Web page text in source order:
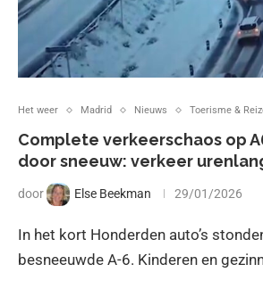
Het weer Madrid Nieuws Toerisme &
Complete verkeerschaos op
door sneeuw: verkeer
door Else Beekman 29/01/2026
In het kort Honderden auto’s
besneeuwde A-6. Kinderen en